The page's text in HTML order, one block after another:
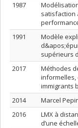
1987
satisfaction
1991
Modèle
supérieurs
2017
Méthodes
informelles,
immigrants
2014
Marcel
2016
LMX à
d’une